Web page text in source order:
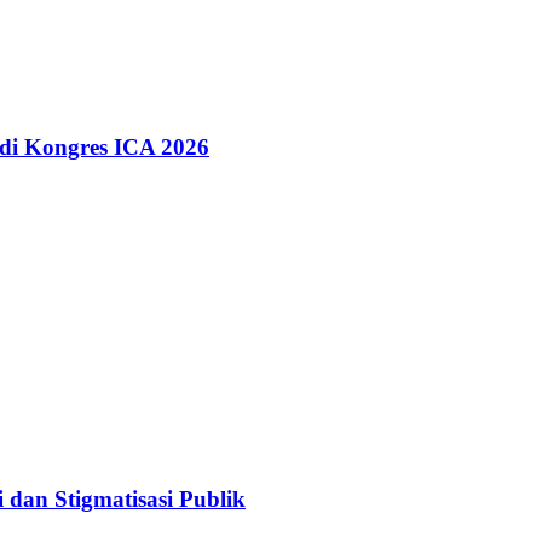
Kongres ICA 2026
Stigmatisasi Publik